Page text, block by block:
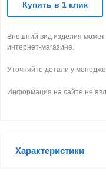
Купить в 1 клик
Внешний вид изделия может
интернет-магазине.
Уточняйте детали у
Информация на сайте не
Характеристики